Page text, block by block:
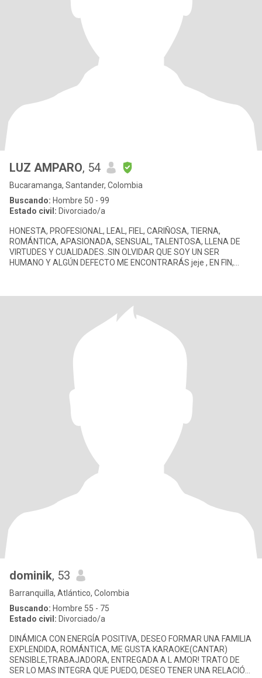
LUZ AMPARO, 54
Bucaramanga, Santander, Colombia
Buscando: Hombre 50 - 99
Estado civil: Divorciado/a
HONESTA, PROFESIONAL, LEAL, FIEL, CARIÑOSA, TIERNA,
ROMÁNTICA, APASIONADA, SENSUAL, TALENTOSA, LLENA DE
VIRTUDES Y CUALIDADES..SIN OLVIDAR QUE SOY UN SER
HUMANO Y ALGÚN DEFECTO ME ENCONTRARÁS jeje , EN FIN,
dominik, 53
Barranquilla, Atlántico, Colombia
Buscando: Hombre 55 - 75
Estado civil: Divorciado/a
DINÁMICA CON ENERGÍA POSITIVA, DESEO FORMAR UNA FAMILIA
EXPLENDIDA, ROMÁNTICA, ME GUSTA KARAOKE(CANTAR)
SENSIBLE,TRABAJADORA, ENTREGADA A L AMOR! TRATO DE
SER LO MAS INTEGRA QUE PUEDO, DESEO TENER UNA RELACIÓN